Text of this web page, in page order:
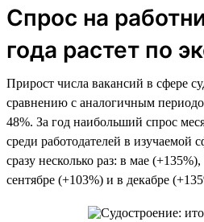
Спрос на
года растет по
Прирост числа вакансий в сфере
сравнению с аналогичным
48%. За год наибольший спрос
среди работодателей в изучаемой
сразу несколько раз: в мае
сентябре (+103%) и в декабре